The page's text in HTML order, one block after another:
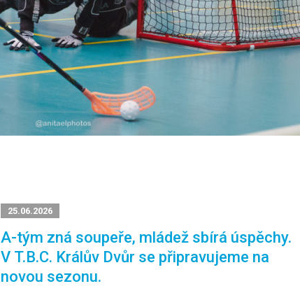
25.06.2026
A-tým zná soupeře, mládež sbírá úspěchy.
V T.B.C. Králův Dvůr se připravujeme na
novou sezonu.